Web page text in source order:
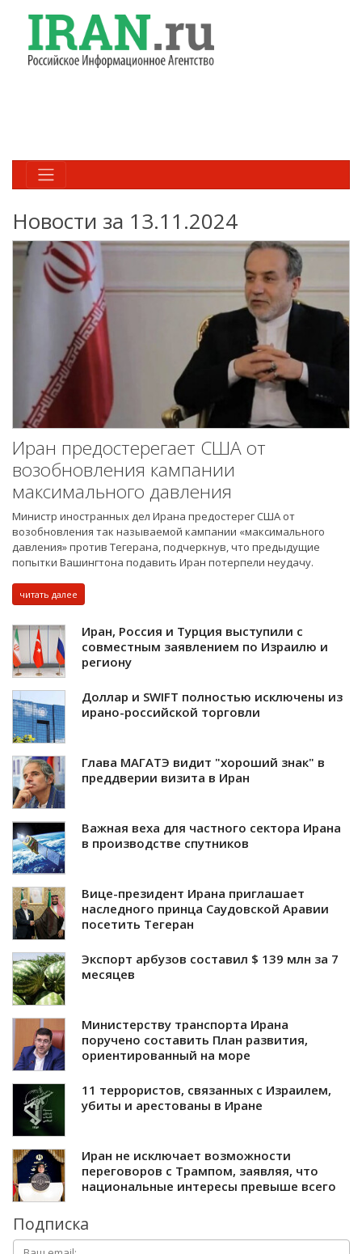
Новости за 13.11.2024
Иран предостерегает США от
возобновления кампании
максимального давления
Министр иностранных дел Ирана предостерег США от
возобновления так называемой кампании «максимального
давления» против Тегерана, подчеркнув, что предыдущие
попытки Вашингтона подавить Иран потерпели неудачу.
читать далее
Иран, Россия и Турция выступили с
совместным заявлением по Израилю и
региону
Доллар и SWIFT полностью исключены из
ирано-российской торговли
Глава МАГАТЭ видит "хороший знак" в
преддверии визита в Иран
Важная веха для частного сектора Ирана
в производстве спутников
Вице-президент Ирана приглашает
наследного принца Саудовской Аравии
посетить Тегеран
Экспорт арбузов составил $ 139 млн за 7
месяцев
Министерству транспорта Ирана
поручено составить План развития,
ориентированный на море
11 террористов, связанных с Израилем,
убиты и арестованы в Иране
Иран не исключает возможности
переговоров с Трампом, заявляя, что
национальные интересы превыше всего
Подписка